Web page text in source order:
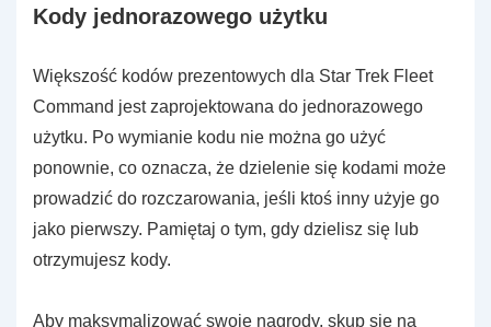
Kody jednorazowego użytku
Większość kodów prezentowych dla Star Trek Fleet
Command jest zaprojektowana do jednorazowego
użytku. Po wymianie kodu nie można go użyć
ponownie, co oznacza, że dzielenie się kodami może
prowadzić do rozczarowania, jeśli ktoś inny użyje go
jako pierwszy. Pamiętaj o tym, gdy dzielisz się lub
otrzymujesz kody.
Aby maksymalizować swoje nagrody, skup się na